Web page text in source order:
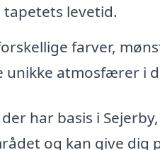
levetid.
farver,
atmosfærer i
har basis i
og kan give dig